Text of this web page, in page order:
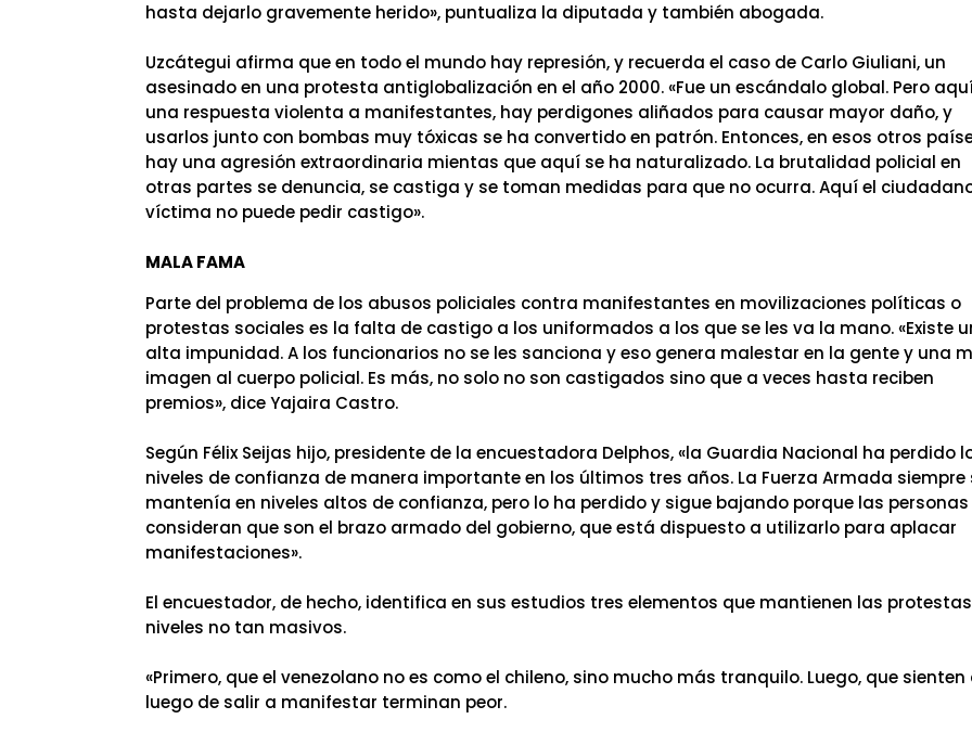
hasta dejarlo gravemente herido», puntualiza la diputada y también abogada.
Uzcátegui afirma que en todo el mundo hay represión, y recuerda el caso de Carlo Giuliani, un
asesinado en una protesta antiglobalización en el año 2000. «Fue un escándalo global. Pero
una respuesta violenta a manifestantes, hay perdigones aliñados para causar mayor daño, y
usarlos junto con bombas muy tóxicas se ha convertido en patrón. Entonces, en esos otros
hay una agresión extraordinaria mientas que aquí se ha naturalizado. La brutalidad policial en
otras partes se denuncia, se castiga y se toman medidas para que no ocurra. Aquí el
víctima no puede pedir castigo».
MALA FAMA
Parte del problema de los abusos policiales contra manifestantes en movilizaciones políticas o
protestas sociales es la falta de castigo a los uniformados a los que se les va la mano. «Existe
alta impunidad. A los funcionarios no se les sanciona y eso genera malestar en la gente y una
imagen al cuerpo policial. Es más, no solo no son castigados sino que a veces hasta reciben
premios», dice Yajaira Castro.
Según Félix Seijas hijo, presidente de la encuestadora Delphos, «la Guardia Nacional ha perdido
niveles de confianza de manera importante en los últimos tres años. La Fuerza Armada siempre
mantenía en niveles altos de confianza, pero lo ha perdido y sigue bajando porque las personas
consideran que son el brazo armado del gobierno, que está dispuesto a utilizarlo para aplacar
manifestaciones».
El encuestador, de hecho, identifica en sus estudios tres elementos que mantienen las
niveles no tan masivos.
«Primero, que el venezolano no es como el chileno, sino mucho más tranquilo. Luego, que sienten
luego de salir a manifestar terminan peor.